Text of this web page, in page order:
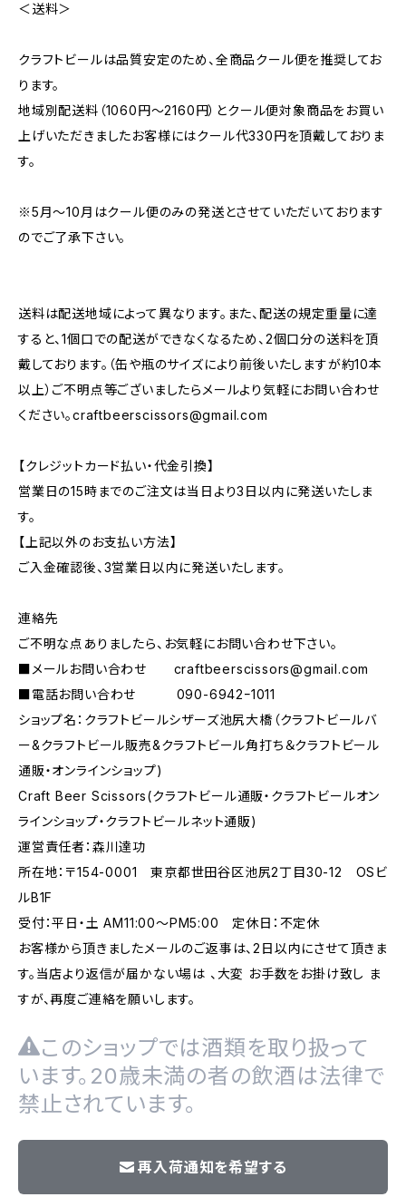
＜送料＞
クラフトビールは品質安定のため、全商品クール便を推奨してお
ります。
地域別配送料（1060円～2160円）とクール便対象商品をお買い
上げいただきましたお客様にはクール代330円を頂戴しておりま
す。
※5月～10月はクール便のみの発送とさせていただいております
のでご了承下さい。
送料は配送地域によって異なります。また、配送の規定重量に達
すると、1個口での配送ができなくなるため、2個口分の送料を頂
戴しております。（缶や瓶のサイズにより前後いたしますが約10本
以上）ご不明点等ございましたらメールより気軽にお問い合わせ
ください。craftbeerscissors@gmail.com
【クレジットカード払い・代金引換】
営業日の15時までのご注文は当日より3日以内に発送いたしま
す。
【上記以外のお支払い方法】
ご入金確認後、3営業日以内に発送いたします。
連絡先
ご不明な点ありましたら、お気軽にお問い合わせ下さい。
■メールお問い合わせ craftbeerscissors@gmail.com
■電話お問い合わせ 090-6942ｰ1011
ショップ名：クラフトビールシザーズ池尻大橋（クラフトビールバ
ー&クラフトビール販売&クラフトビール角打ち＆クラフトビール
通販・オンラインショップ)
Craft Beer Scissors(クラフトビール通販・クラフトビールオン
ラインショップ・クラフトビールネット通販)
運営責任者：森川達功
所在地：〒154-0001 東京都世田谷区池尻2丁目30-12 OSビ
ルB1F
受付：平日・土 AM11:00～PM5:00 定休日：不定休
お客様から頂きましたメールのご返事は、2日以内にさせて頂きま
す。当店より返信が届かない場は 、大変 お手数をお掛け致し ま
すが、再度ご連絡を願いします。
このショップでは酒類を取り扱って
います。20歳未満の者の飲酒は法律で
禁止されています。
再入荷通知を希望する